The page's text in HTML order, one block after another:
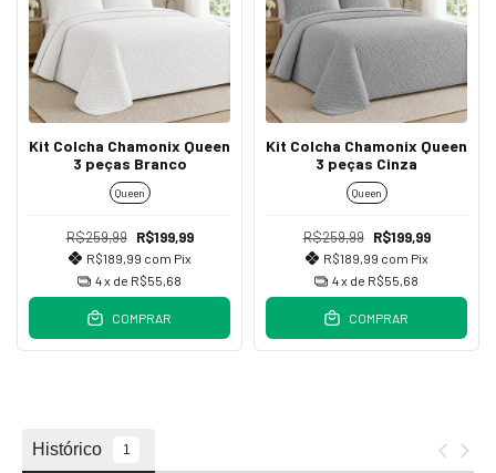
Kit Colcha Chamonix Queen
3 peças Branco
Queen
R$259,99 R$199,99
R$189,99 com Pix
4x de R$55,68
COMPRAR
Kit Colcha Chamonix Queen
3 peças Cinza
Queen
R$259,99 R$199,99
R$189,99 com Pix
4x de R$55,68
COMPRAR